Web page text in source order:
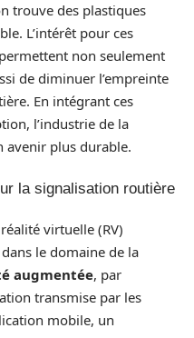
trouve des plastiques
L’intérêt pour ces
non seulement
de diminuer l’empreinte
En intégrant ces
l’industrie de la
avenir plus durable.
la signalisation routière
virtuelle (RV)
le domaine de la
augmentée, par
transmise par les
mobile, un